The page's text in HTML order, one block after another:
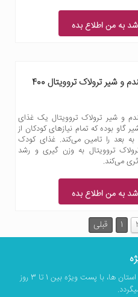
به من اطلاع بده
غذای کودک گندم و شیر ترولاک تروویتال 400
و شیر ترولاک تروویتال یک غذای
گاو بوده که تمام نیازهای کودکان از
به بعد را تامین می‌کند. غذای کودک
تروویتال به وزن گیری و رشد
می‌کند.
به من اطلاع بده
قبلی 1
سفارش های شما برای مرکز استان ها، با پست ویژه بین 1 تا 3 روز